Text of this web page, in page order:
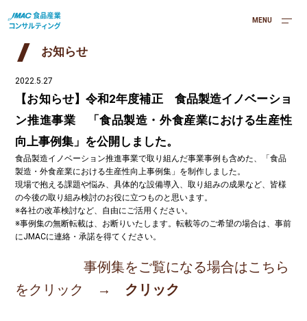
MENU
お知らせ
2022.5.27
【お知らせ】令和2年度補正 食品製造イノベーショ
ン推進事業 「食品製造・外食産業における生産性
向上事例集」を公開しました。
食品製造イノベーション推進事業で取り組んだ事業事例も含めた、「食品
製造・外食産業における生産性向上事例集」を制作しました。
現場で抱える課題や悩み、具体的な設備導入、取り組みの成果など、皆様
の今後の取り組み検討のお役に立つものと思います。
※各社の改革検討など、自由にご活用ください。
※事例集の無断転載は、お断りいたします。転載等のご希望の場合は、事前
にJMACに連絡・承諾を得てください。
事例集をご覧になる場合はこちら
をクリック
→ クリック